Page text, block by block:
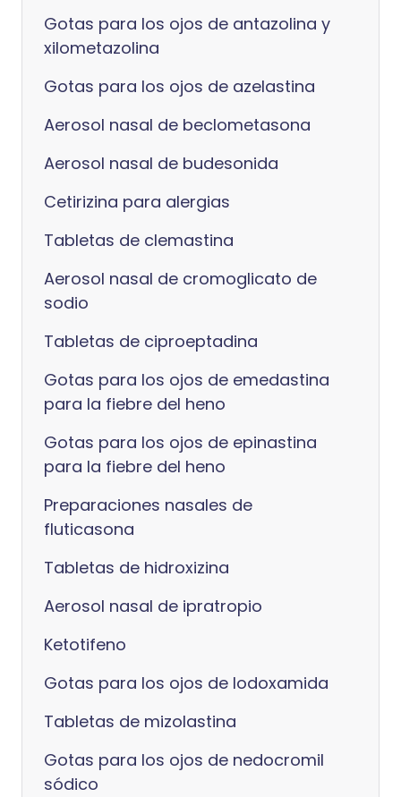
Gotas para los ojos de antazolina y
xilometazolina
Gotas para los ojos de azelastina
Aerosol nasal de beclometasona
Aerosol nasal de budesonida
Cetirizina para alergias
Tabletas de clemastina
Aerosol nasal de cromoglicato de
sodio
Tabletas de ciproeptadina
Gotas para los ojos de emedastina
para la fiebre del heno
Gotas para los ojos de epinastina
para la fiebre del heno
Preparaciones nasales de
fluticasona
Tabletas de hidroxizina
Aerosol nasal de ipratropio
Ketotifeno
Gotas para los ojos de lodoxamida
Tabletas de mizolastina
Gotas para los ojos de nedocromil
sódico